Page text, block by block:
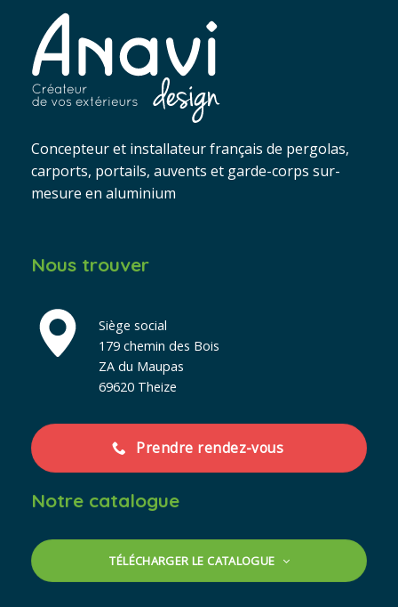
Concepteur et installateur français de pergolas,
carports, portails, auvents et garde-corps sur-
mesure en aluminium
Nous trouver
Siège social
179 chemin des Bois
ZA du Maupas
69620 Theize
Prendre rendez-vous
Notre catalogue
TÉLÉCHARGER LE CATALOGUE